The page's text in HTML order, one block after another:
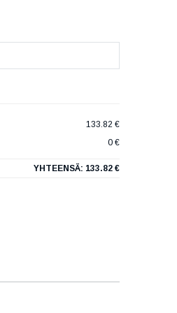
133.82 €
0 €
YHTEENSÄ: 133.82 €